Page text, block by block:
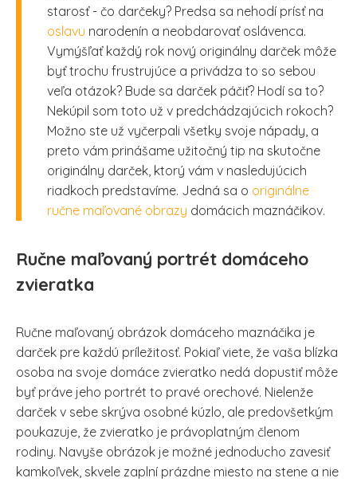
starosť - čo darčeky? Predsa sa nehodí prísť na
oslavu narodenín a neobdarovať oslávenca.
Vymýšľať každý rok nový originálny darček môže
byť trochu frustrujúce a privádza to so sebou
veľa otázok? Bude sa darček páčiť? Hodí sa to?
Nekúpil som toto už v predchádzajúcich rokoch?
Možno ste už vyčerpali všetky svoje nápady, a
preto vám prinášame užitočný tip na skutočne
originálny darček, ktorý vám v nasledujúcich
riadkoch predstavíme. Jedná sa o originálne
ručne maľované obrazy domácich maznáčikov.
Ručne maľovaný portrét domáceho
zvieratka
Ručne maľovaný obrázok domáceho maznáčika je
darček pre každú príležitosť. Pokiaľ viete, že vaša blízka
osoba na svoje domáce zvieratko nedá dopustiť môže
byť práve jeho portrét to pravé orechové. Nielenže
darček v sebe skrýva osobné kúzlo, ale predovšetkým
poukazuje, že zvieratko je právoplatným členom
rodiny. Navyše obrázok je možné jednoducho zavesiť
kamkoľvek, skvele zaplní prázdne miesto na stene a nie